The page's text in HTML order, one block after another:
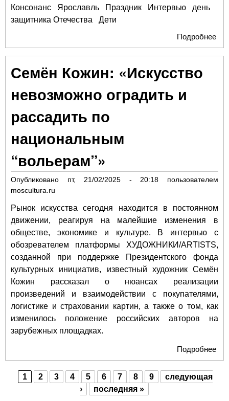
Консонанс
Ярославль Праздник Интервью
день
защитника Отечества
Дети
Подробнее
Семён Кожин: «Искусство
невозможно оградить и
рассадить по
национальным
“вольерам”»
Опубликовано пт, 21/02/2025 - 20:18 пользователем
moscultura.ru
Рынок искусства сегодня находится в постоянном
движении, реагируя на малейшие изменения в
обществе, экономике и культуре. В интервью с
обозревателем платформы ХУДОЖНИКИ/ARTISTS,
созданной при поддержке Президентского фонда
культурных инициатив, известный художник Семён
Кожин рассказал о нюансах реализации
произведений и взаимодействии с покупателями,
логистике и страховании картин, а также о том, как
изменилось положение российских авторов на
зарубежных площадках.
Подробнее
Страницы
1 2 3 4 5 6 7 8 9
следующая
›
последняя »